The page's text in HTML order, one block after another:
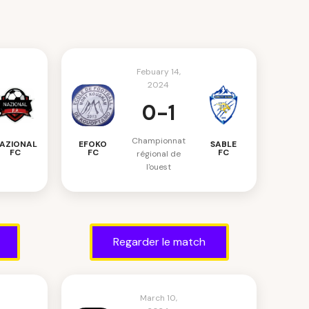
FC
EFOKO
FC
Febuary 14,
2024
0-1
Championnat
régional de
l'ouest
SABLE
FC
Regarder le match
March 10,